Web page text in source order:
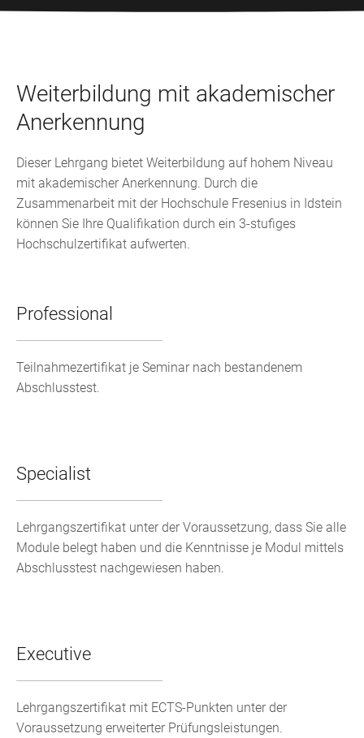
Weiterbildung mit akademischer
Anerkennung
Dieser Lehrgang bietet Weiterbildung auf hohem Niveau
mit akademischer Anerkennung. Durch die
Zusammenarbeit mit der Hochschule Fresenius in Idstein
können Sie Ihre Qualifikation durch ein 3-stufiges
Hochschulzertifikat aufwerten.
Professional
Teilnahmezertifikat je Seminar nach bestandenem
Abschlusstest.
Specialist
Lehrgangszertifikat unter der Voraussetzung, dass Sie alle
Module belegt haben und die Kenntnisse je Modul mittels
Abschlusstest nachgewiesen haben.
Executive
Lehrgangszertifikat mit ECTS-Punkten unter der
Voraussetzung erweiterter Prüfungsleistungen.